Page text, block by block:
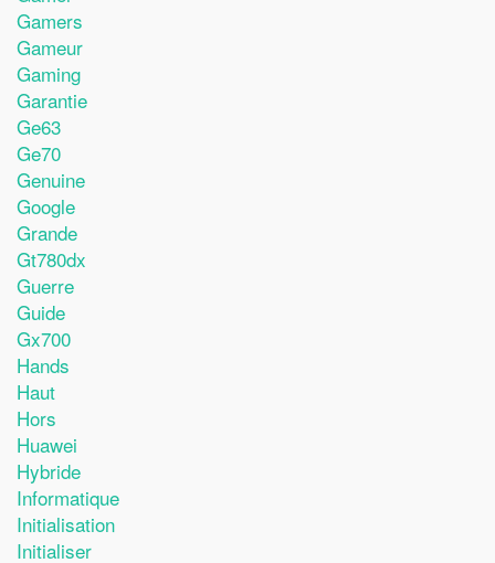
Gamers
Gameur
Gaming
Garantie
Ge63
Ge70
Genuine
Google
Grande
Gt780dx
Guerre
Guide
Gx700
Hands
Haut
Hors
Huawei
Hybride
Informatique
Initialisation
Initialiser